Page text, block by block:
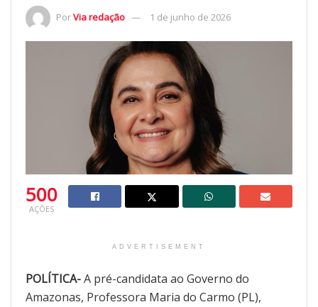
PorVia redação 1 de junho de 2026
500
AÇÕES
ADVERTISEMENT
POLÍTICA-A pré-candidata ao Governo do
Amazonas, Professora Maria do Carmo (PL),